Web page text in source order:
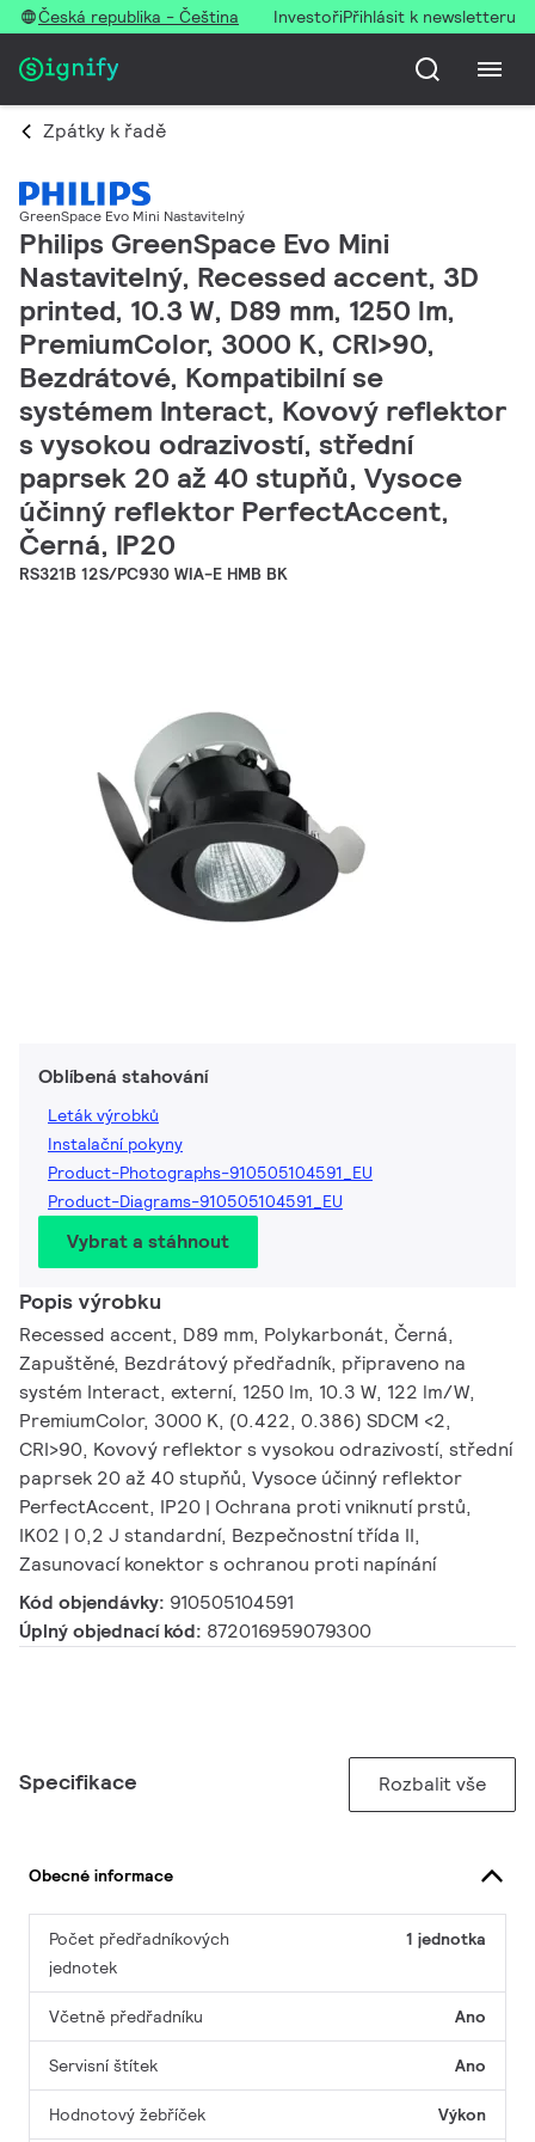
Česká republika - Čeština InvestořiPřihlásit k newsletteru
Zpátky k řadě
GreenSpace Evo Mini Nastavitelný
Philips GreenSpace Evo Mini
Nastavitelný, Recessed accent, 3D
printed, 10.3 W, D89 mm, 1250 lm,
PremiumColor, 3000 K, CRI>90,
Bezdrátové, Kompatibilní se
systémem Interact, Kovový reflektor
s vysokou odrazivostí, střední
paprsek 20 až 40 stupňů, Vysoce
účinný reflektor PerfectAccent,
Černá, IP20
RS321B 12S/PC930 WIA-E HMB BK
Oblíbená stahování
Leták výrobků
Instalační pokyny
Product-Photographs-910505104591_EU
Product-Diagrams-910505104591_EU
Vybrat a stáhnout
Popis výrobku
Recessed accent, D89 mm, Polykarbonát, Černá,
Zapuštěné, Bezdrátový předřadník, připraveno na
systém Interact, externí, 1250 lm, 10.3 W, 122 lm/W,
PremiumColor, 3000 K, (0.422, 0.386) SDCM <2,
CRI>90, Kovový reflektor s vysokou odrazivostí, střední
paprsek 20 až 40 stupňů, Vysoce účinný reflektor
PerfectAccent, IP20 | Ochrana proti vniknutí prstů,
IK02 | 0,2 J standardní, Bezpečnostní třída II,
Zasunovací konektor s ochranou proti napínání
Kód objendávky: 910505104591
Úplný objednací kód: 872016959079300
Specifikace Rozbalit vše
Obecné informace
Počet předřadníkových
jednotek
1 jednotka
Včetně předřadníku Ano
Servisní štítek Ano
Hodnotový žebříček Výkon